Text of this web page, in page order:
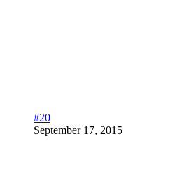
#20
September 17, 2015